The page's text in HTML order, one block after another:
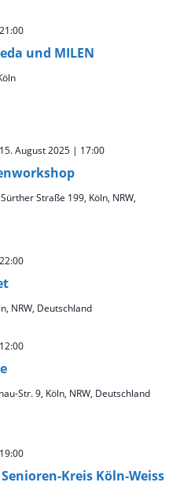
und MILEN
21:00
15. August 2025 | 17:00
Sürther Straße 199, Köln, NRW,
22:00
NRW, Deutschland
12:00
Str. 9, Köln, NRW, Deutschland
Kreis Köln-Weiss
19:00